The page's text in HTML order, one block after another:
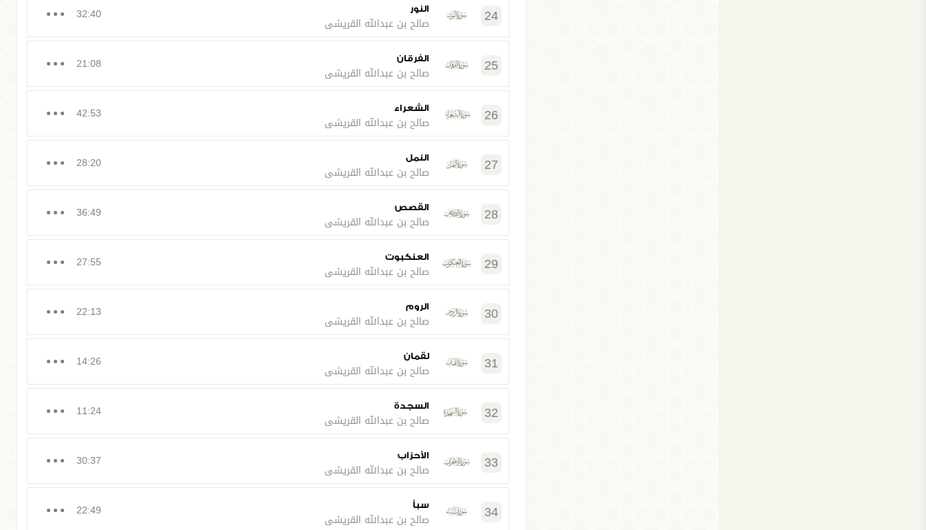
24 النور
صالح بن عبدالله القريشي
32:40
25 الفرقان
صالح بن عبدالله القريشي
21:08
26 الشعراء
صالح بن عبدالله القريشي
42:53
27 النمل
صالح بن عبدالله القريشي
28:20
28 القصص
صالح بن عبدالله القريشي
36:49
29 العنكبوت
صالح بن عبدالله القريشي
27:55
30 الروم
صالح بن عبدالله القريشي
22:13
31 لقمان
صالح بن عبدالله القريشي
14:26
32 السجدة
صالح بن عبدالله القريشي
11:24
33 الأحزاب
صالح بن عبدالله القريشي
30:37
34 سبأ
صالح بن عبدالله القريشي
22:49